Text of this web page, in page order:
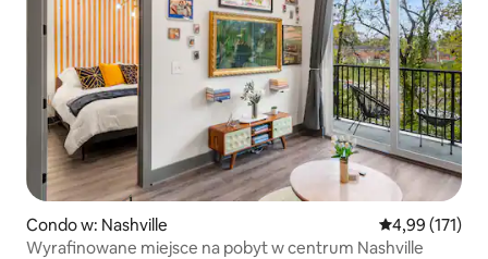
Condo w: Nashville Średnia
4,99 (171)
Wyrafinowane miejsce na pobyt w centrum Nashville